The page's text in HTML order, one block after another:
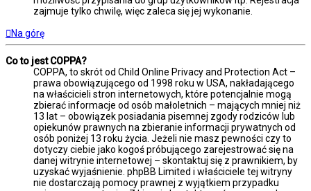
zajmuje tylko chwilę, więc zaleca się jej wykonanie.
Na górę
Co to jest COPPA?
COPPA, to skrót od Child Online Privacy and Protection Act –
prawa obowiązującego od 1998 roku w USA, nakładającego
na właścicieli stron internetowych, które potencjalnie mogą
zbierać informacje od osób małoletnich – mających mniej niż
13 lat – obowiązek posiadania pisemnej zgody rodziców lub
opiekunów prawnych na zbieranie informacji prywatnych od
osób poniżej 13 roku życia. Jeżeli nie masz pewności czy to
dotyczy ciebie jako kogoś próbującego zarejestrować się na
danej witrynie internetowej – skontaktuj się z prawnikiem, by
uzyskać wyjaśnienie. phpBB Limited i właściciele tej witryny
nie dostarczają pomocy prawnej z wyjątkiem przypadku